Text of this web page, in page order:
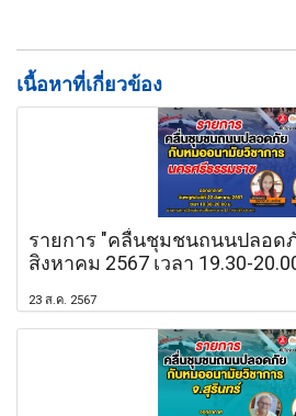
เนื้อหาที่เกี่ยวข้อง
รายการ "คลื่นชุมชนถนนปลอด
สิงหาคม 2567 เวลา 19.30-
23 ส.ค. 2567